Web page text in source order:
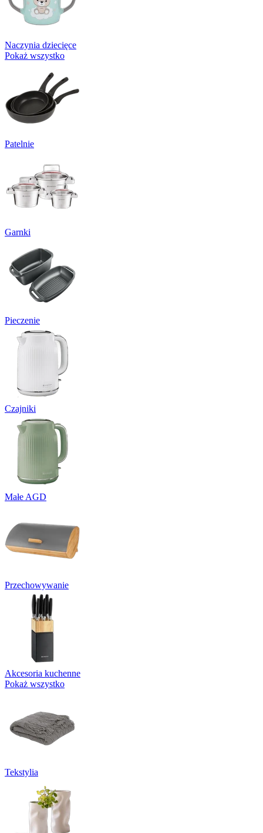
Naczynia dziecięce
Pokaż wszystko
Patelnie
Garnki
Pieczenie
Czajniki
Małe AGD
Przechowywanie
Akcesoria kuchenne
Pokaż wszystko
Tekstylia